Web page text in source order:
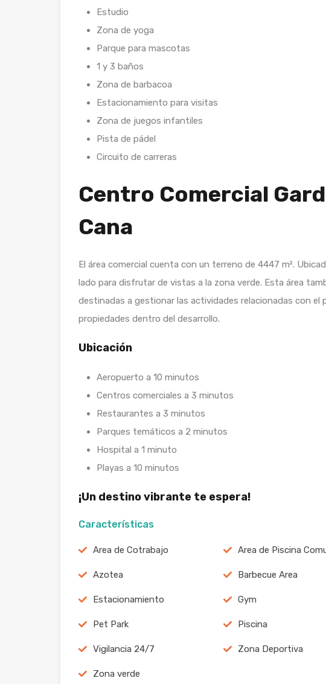
Estudio
Zona de yoga
Parque para mascotas
1 y 3 baños
Zona de barbacoa
Estacionamiento para visitas
Zona de juegos infantiles
Pista de pádel
Circuito de carreras
Centro Comercial
Cana
El área comercial cuenta con un terreno de 4447 m².
lado para disfrutar de vistas a la zona verde. Esta área
destinadas a gestionar las actividades relacionadas con
propiedades dentro del desarrollo.
Ubicación
Aeropuerto a 10 minutos
Centros comerciales a 3 minutos
Restaurantes a 3 minutos
Parques temáticos a 2 minutos
Hospital a 1 minuto
Playas a 10 minutos
¡Un destino vibrante te espera!
Características
Area de Cotrabajo Area de Piscina
Azotea Barbecue Area
Estacionamiento Gym
Pet Park Piscina
Vigilancia 24/7 Zona Deportiva
Zona verde